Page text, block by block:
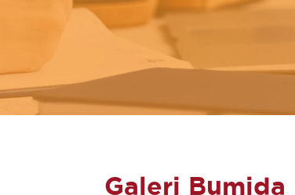
Galeri Bumida